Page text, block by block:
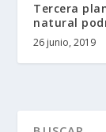
Tercera
natural
26 junio, 2019